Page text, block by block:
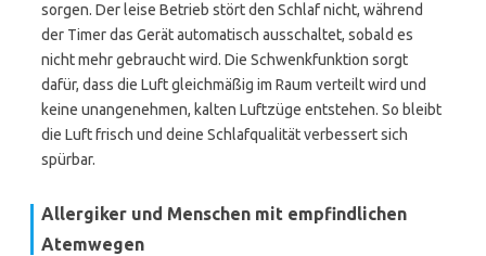
sorgen. Der leise Betrieb stört den Schlaf nicht, während
der Timer das Gerät automatisch ausschaltet, sobald es
nicht mehr gebraucht wird. Die Schwenkfunktion sorgt
dafür, dass die Luft gleichmäßig im Raum verteilt wird und
keine unangenehmen, kalten Luftzüge entstehen. So bleibt
die Luft frisch und deine Schlafqualität verbessert sich
spürbar.
Allergiker und Menschen mit empfindlichen
Atemwegen